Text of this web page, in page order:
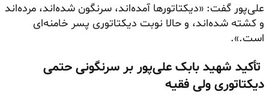
علی‌پور گفت: «دیکتاتورها آمده‌اند، سرنگون شده‌اند، مرده‌اند
و کشته شده‌اند، و حالا نوبت دیکتاتوری پسر خامنه‌ای
است.».
تأکید شهید بابک علی‌پور بر سرنگونی حتمی
دیکتاتوری ولی فقیه